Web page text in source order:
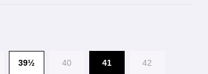
39½ 40 41 42